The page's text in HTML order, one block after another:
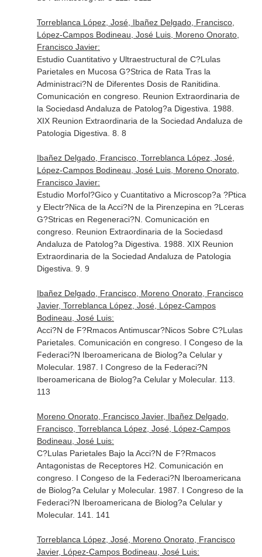
Torreblanca López, José, Ibañez Delgado, Francisco,
López-Campos Bodineau, José Luis, Moreno Onorato,
Francisco Javier:
Estudio Cuantitativo y Ultraestructural de C?Lulas
Parietales en Mucosa G?Strica de Rata Tras la
Administraci?N de Diferentes Dosis de Ranitidina.
Comunicación en congreso. Reunion Extraordinaria de
la Sociedasd Andaluza de Patolog?a Digestiva. 1988.
XIX Reunion Extraordinaria de la Sociedad Andaluza de
Patologia Digestiva. 8. 8
Ibañez Delgado, Francisco, Torreblanca López, José,
López-Campos Bodineau, José Luis, Moreno Onorato,
Francisco Javier:
Estudio Morfol?Gico y Cuantitativo a Microscop?a ?Ptica
y Electr?Nica de la Acci?N de la Pirenzepina en ?Lceras
G?Stricas en Regeneraci?N. Comunicación en
congreso. Reunion Extraordinaria de la Sociedasd
Andaluza de Patolog?a Digestiva. 1988. XIX Reunion
Extraordinaria de la Sociedad Andaluza de Patologia
Digestiva. 9. 9
Ibañez Delgado, Francisco, Moreno Onorato, Francisco
Javier, Torreblanca López, José, López-Campos
Bodineau, José Luis:
Acci?N de F?Rmacos Antimuscar?Nicos Sobre C?Lulas
Parietales. Comunicación en congreso. I Congeso de la
Federaci?N Iberoamericana de Biolog?a Celular y
Molecular. 1987. I Congreso de la Federaci?N
Iberoamericana de Biolog?a Celular y Molecular. 113.
113
Moreno Onorato, Francisco Javier, Ibañez Delgado,
Francisco, Torreblanca López, José, López-Campos
Bodineau, José Luis:
C?Lulas Parietales Bajo la Acci?N de F?Rmacos
Antagonistas de Receptores H2. Comunicación en
congreso. I Congeso de la Federaci?N Iberoamericana
de Biolog?a Celular y Molecular. 1987. I Congreso de la
Federaci?N Iberoamericana de Biolog?a Celular y
Molecular. 141. 141
Torreblanca López, José, Moreno Onorato, Francisco
Javier, López-Campos Bodineau, José Luis: